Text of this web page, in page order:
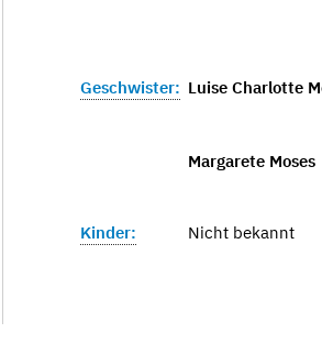
Geschwister: Luise Charlotte
Margarete Moses
Kinder: Nicht bekannt